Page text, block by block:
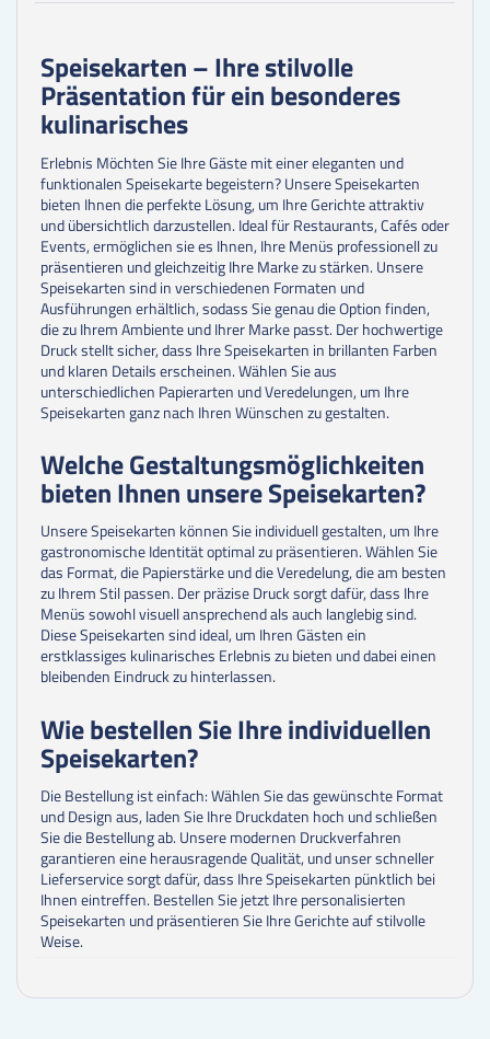
150Stk.
0,56 €
225Stk.
0,51 €
250Stk.
0,48 €
300Stk.
350Stk.
400Stk.
0,43 €
450Stk.
0,42 €
500Stk. 0,42 €
Speisekarten – Ihre stilvolle
Präsentation für ein besonderes
kulinarisches
Erlebnis Möchten Sie Ihre Gäste mit einer eleganten und
funktionalen Speisekarte begeistern? Unsere Speisekarten
bieten Ihnen die perfekte Lösung, um Ihre Gerichte attraktiv
und übersichtlich darzustellen. Ideal für Restaurants, Cafés oder
Events, ermöglichen sie es Ihnen, Ihre Menüs professionell zu
präsentieren und gleichzeitig Ihre Marke zu stärken. Unsere
Speisekarten sind in verschiedenen Formaten und
Ausführungen erhältlich, sodass Sie genau die Option finden,
die zu Ihrem Ambiente und Ihrer Marke passt. Der hochwertige
Druck stellt sicher, dass Ihre Speisekarten in brillanten Farben
und klaren Details erscheinen. Wählen Sie aus
unterschiedlichen Papierarten und Veredelungen, um Ihre
Speisekarten ganz nach Ihren Wünschen zu gestalten.
Welche Gestaltungsmöglichkeiten
bieten Ihnen unsere Speisekarten?
Unsere Speisekarten können Sie individuell gestalten, um Ihre
gastronomische Identität optimal zu präsentieren. Wählen Sie
das Format, die Papierstärke und die Veredelung, die am besten
zu Ihrem Stil passen. Der präzise Druck sorgt dafür, dass Ihre
Menüs sowohl visuell ansprechend als auch langlebig sind.
Diese Speisekarten sind ideal, um Ihren Gästen ein
erstklassiges kulinarisches Erlebnis zu bieten und dabei einen
bleibenden Eindruck zu hinterlassen.
Wie bestellen Sie Ihre individuellen
Speisekarten?
Die Bestellung ist einfach: Wählen Sie das gewünschte Format
und Design aus, laden Sie Ihre Druckdaten hoch und schließen
Sie die Bestellung ab. Unsere modernen Druckverfahren
garantieren eine herausragende Qualität, und unser schneller
Lieferservice sorgt dafür, dass Ihre Speisekarten pünktlich bei
Ihnen eintreffen. Bestellen Sie jetzt Ihre personalisierten
Speisekarten und präsentieren Sie Ihre Gerichte auf stilvolle
Weise.